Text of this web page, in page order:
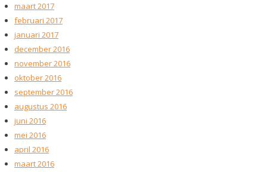
maart 2017
februari 2017
januari 2017
december 2016
november 2016
oktober 2016
september 2016
augustus 2016
juni 2016
mei 2016
april 2016
maart 2016